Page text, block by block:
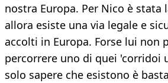
nostra Europa. Per Nico è stata
allora esiste una via legale e
accolti in Europa. Forse lui non
percorrere uno di quei 'corridoi
solo sapere che esistono è